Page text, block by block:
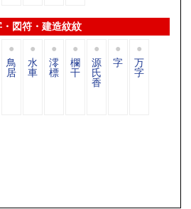
・図符・建造紋紋
鳥
居
水
車
澪
標
欄
干
源
氏
香
字 万
字